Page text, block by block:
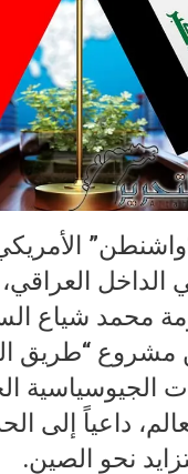
العراقي،
محمد شياع
مشروع “طريق
الجيوسياسية
داعياً إلى
نحو الصين.